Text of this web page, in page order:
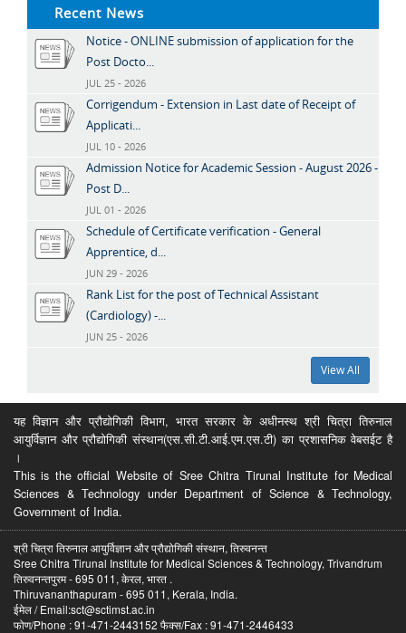
Recent News
Notice - ONLINE submission of application for the
Post Docto...
JUL 25 - 2026
Corrigendum - Extension in Last date of Receipt of
Applicati...
JUL 10 - 2026
Admission Notice for Academic Session - August 2026 -
Post D...
JUL 01 - 2026
Schedule of Certificate verification - General
Apprentice, d...
JUN 29 - 2026
Rank List for the post of Technical Assistant
(Cardiology) -...
JUN 25 - 2026
View All
यह विज्ञान और प्रौद्योगिकी विभाग, भारत सरकार के अधीनस्थ श्री चित्रा तिरुनाल
आयुर्विज्ञान और प्रौद्योगिकी संस्थान(एस.सी.टी.आई.एम.एस.टी) का प्रशासनिक वेबसईट है
।
This is the official Website of Sree Chitra Tirunal Institute for Medical
Sciences & Technology under Department of Science & Technology,
Government of India.
श्री चित्रा तिरुनाल आयुर्विज्ञान और प्रौद्योगिकी संस्थान, तिरुवनन्त
Sree Chitra Tirunal Institute for Medical Sciences & Technology, Trivandrum
तिरुवनन्तपुरम - 695 011, केरल, भारत .
Thiruvananthapuram - 695 011, Kerala, India.
ईमेल / Email:sct@sctimst.ac.in
फोण/Phone : 91-471-2443152 फैक्स/Fax : 91-471-2446433